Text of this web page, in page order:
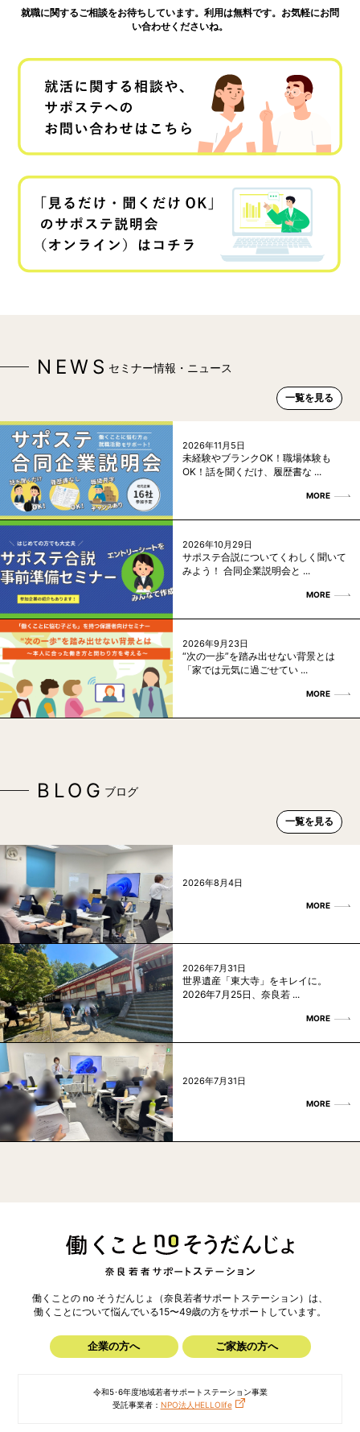
就職に関するご相談をお待ちしています。利用は無料です。お気軽にお問
い合わせくださいね。
NEWS セミナー情報・ニュース
一覧を見る
2026年11月5日
未経験やブランクOK！職場体験も
OK！話を聞くだけ、履歴書な ...
MORE
2026年10月29日
サポステ合説についてくわしく聞いて
みよう！ 合同企業説明会と ...
MORE
2026年9月23日
“次の一歩”を踏み出せない背景とは
「家では元気に過ごせてい ...
MORE
BLOG ブログ
一覧を見る
2026年8月4日
MORE
2026年7月31日
世界遺産「東大寺」をキレイに。
2026年7月25日、奈良若 ...
MORE
2026年7月31日
MORE
働くことの no そうだんじょ（奈良若者サポートステーション）は、
働くことについて悩んでいる15〜49歳の方をサポートしています。
企業の方へ ご家族の方へ
令和5･6年度地域若者サポートステーション事業
受託事業者： NPO法人HELLOlife